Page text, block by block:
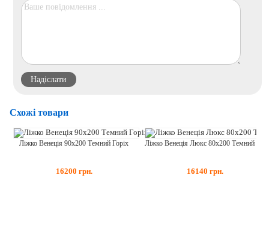
Схожі товари
Ліжко Венеція 90x200 Темний Горіх
16200 грн. 16140 грн.